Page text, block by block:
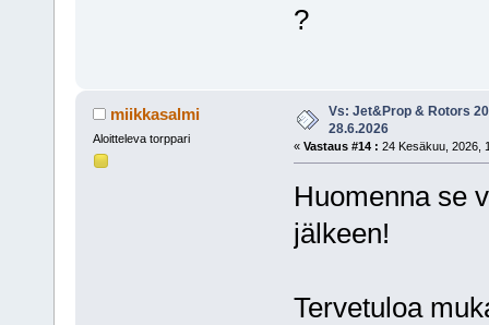
?
miikkasalmi
Aloitteleva torppari
Vs: Jet&Prop & Rotors
28.6.2026
« Vastaus #14 : 24 Kesäkuu, 2026,
Huomenna se
jälkeen!
Tervetuloa